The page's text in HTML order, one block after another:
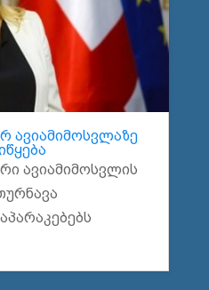
ავიამიმოსვლაზე
ავიამიმოსვლის